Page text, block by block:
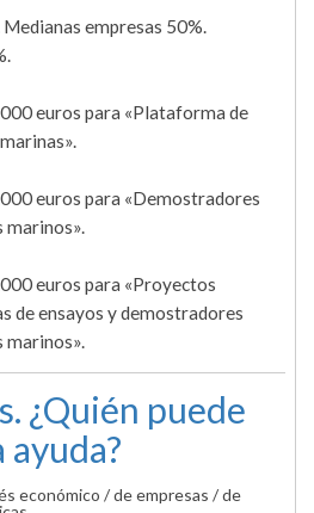
empresas 50%.
euros para «Plataforma de
euros para «Demostradores
marinos».
euros para «Proyectos
de ensayos y demostradores
marinos».
¿Quién puede
económico / de empresas / de